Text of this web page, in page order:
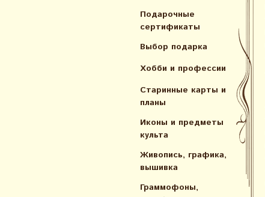
Подарочные
сертификаты
Выбор подарка
Хобби и профессии
Старинные карты и
планы
Иконы и предметы
культа
Живопись, графика,
вышивка
Граммофоны,